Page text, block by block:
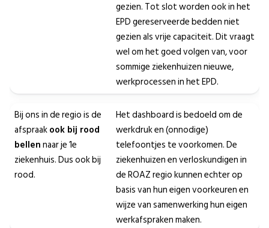
gezien. Tot slot worden ook in het
EPD gereserveerde bedden niet
gezien als vrije capaciteit. Dit vraagt
wel om het goed volgen van, voor
sommige ziekenhuizen nieuwe,
werkprocessen in het EPD.
Bij ons in de regio is de
afspraakook bij rood
bellennaar je 1e
ziekenhuis. Dus ook bij
rood.
Het dashboard is bedoeld om de
werkdruk en (onnodige)
telefoontjes te voorkomen. De
ziekenhuizen en verloskundigen in
de ROAZ regio kunnen echter op
basis van hun eigen voorkeuren en
wijze van samenwerking hun eigen
werkafspraken maken.